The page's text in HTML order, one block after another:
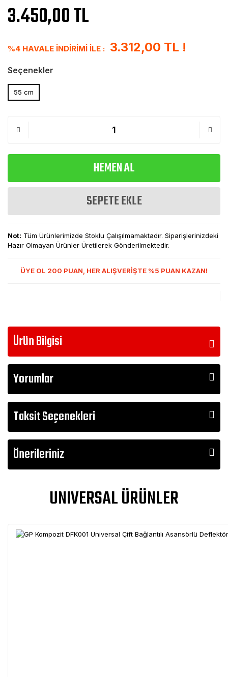
3.450,00 TL
%4 HAVALE İNDİRİMİ İLE : 3.312,00 TL !
Seçenekler
55 cm
HEMEN AL
SEPETE EKLE
Not: Tüm Ürünlerimizde Stoklu Çalışılmamaktadır. Siparişlerinizdeki
Hazır Olmayan Ürünler Üretilerek Gönderilmektedir.
ÜYE OL 200 PUAN, HER ALIŞVERİŞTE %5 PUAN KAZAN!
Ürün Bilgisi
Yorumlar
Taksit Seçenekleri
Önerileriniz
UNIVERSAL ÜRÜNLER